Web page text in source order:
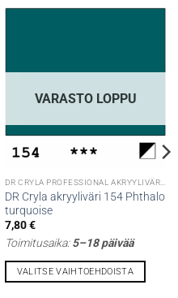
VARASTO LOPPU
DR Cryla akryyliväri 154 Phthalo
turquoise
7,80€
Toimitusaika:5–18 päivää
VALITSE VAIHTOEHDOISTA